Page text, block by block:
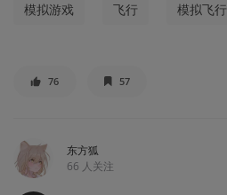
模拟游戏 飞行 模拟飞行
76 57
东方狐
66 人关注